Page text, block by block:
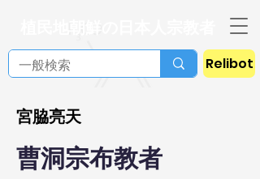
Relibot
宮脇亮天
曹洞宗布教者